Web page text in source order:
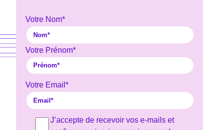
Votre Nom*
Votre Prénom*
Votre Email *
J’accepte de recevoir vos e-mails et